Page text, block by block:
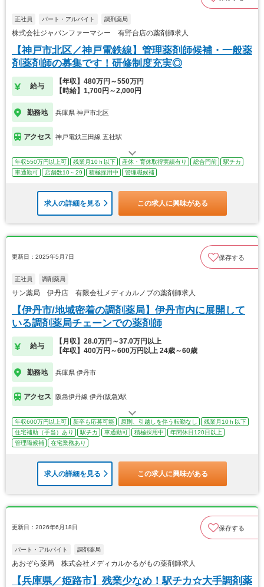
正社員 パート・アルバイト 調剤薬局
株式会社ジャパンファーマシー 有野台店の薬剤師求人
【神戸市北区／神戸電鉄線】管理薬剤師候補・一般薬
剤薬剤師の募集です！研修制度充実◎
給与
【年収】480万円～550万円
【時給】1,700円～2,000円
勤務地 兵庫県 神戸市北区
アクセス 神戸電鉄三田線 五社駅
年収550万円以上可 残業月10ｈ以下 産休・育休取得実績有り 総合門前
駅チカ
車通勤可
店舗数10～29 積極採用中 管理職候補
求人の詳細を見る この求人に興味がある
更新日：2025年5月7日 保存する
正社員 調剤薬局
サン薬局 伊丹店 有限会社メディカルノブの薬剤師求人
【伊丹市/地域密着の調剤薬局】伊丹市内に展開して
いる調剤薬局チェーンでの薬剤師
給与
【月収】28.0万円～37.0万円以上
【年収】400万円～600万円以上 24歳～60歳
勤務地 兵庫県 伊丹市
アクセス 阪急伊丹線 伊丹(阪急)駅
年収600万円以上可 新卒も応募可能 原則、引越しを伴う転勤なし
残業月10ｈ以下
住宅補助（手当）あり
駅チカ 車通勤可 積極採用中
年間休日120日以上
管理職候補
在宅業務あり
求人の詳細を見る この求人に興味がある
更新日：2026年6月18日 保存する
パート・アルバイト 調剤薬局
あおぞら薬局 株式会社メディカルかるがもの薬剤師求人
【兵庫県／姫路市】残業少なめ！駅チカ☆大手調剤薬